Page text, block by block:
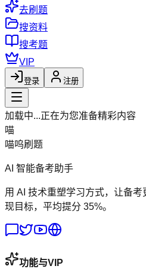
去刷题
搜资料
搜考题
VIP
登录 注册
加载中...正在为您准备精彩内容
喵
喵呜刷题
AI 智能备考助手
用 AI 技术重塑学习方式，让备
现目标，平均提分 35%。
功能与VIP